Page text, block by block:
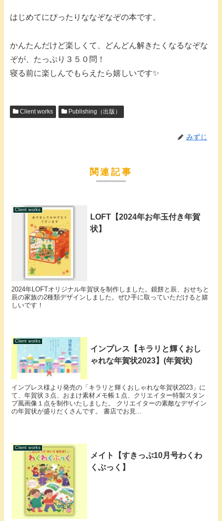
はじめてにぴったりななぞなぞの本です。
かんたんだけど楽しくて、どんどん解きたくなるなぞな
ぞが、たっぷり３５０問！
寝る前に楽しんでもらえたら嬉しいです✨
Client works Publishing（出版）
みずじ
関連記事
Client works
LOFT【2024年お年玉付き年賀
状】
2024年LOFTオリジナル年賀状を制作しました。鏡餅と辰、おせちと
辰の家族の2種類デザインしました。ぜひ手に取っていただけると嬉
しいです！
Client works
インプレス【キラリと輝くおし
ゃれな年賀状2023】(年賀状)
インプレス様より発売の「キラリと輝くおしゃれな年賀状2023」に
て、年賀状３点、おまけ素材メモ帳１点、クリエイター特製スタン
プ風画像１点を制作いたしました。 クリエイターの素敵なデザイン
の年賀状が盛りだくさんです。 書店でお見...
Client works
メイト【すきっぷ10月号わくわ
くぶっく】